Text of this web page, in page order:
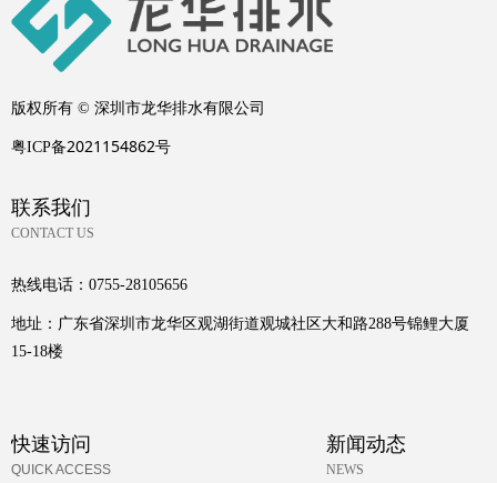
热线电话： 0755-28105656
地址： 广东省深圳市龙华区观湖街道观城社区大和路288号锦鲤大厦
15-18楼
联系我们
CONTACT US
新闻动态
NEWS
快速访问
QUICK ACCESS
版权所有 © 深圳市龙华排水有限公司
粤ICP备2021154862号